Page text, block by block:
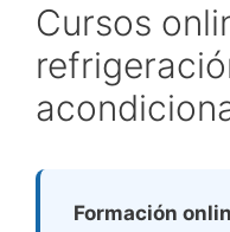
Cursos
Formación